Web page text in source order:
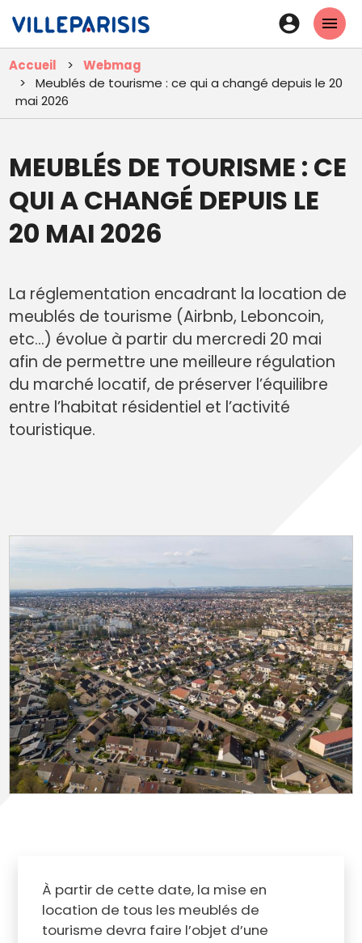
contenu
En-
tête
-
Accueil
Webmag
Meublés de tourisme : ce qui a changé depuis le 20
mai 2026
MEUBLÉS DE TOURISME : CE
QUI A CHANGÉ DEPUIS LE
20 MAI 2026
La réglementation encadrant la location de
meublés de tourisme (Airbnb, Leboncoin,
etc…) évolue à partir du mercredi 20 mai
afin de permettre une meilleure régulation
du marché locatif, de préserver l’équilibre
entre l’habitat résidentiel et l’activité
touristique.
À partir de cette date, la mise en
location de tous les meublés de
tourisme devra faire l’objet d’une